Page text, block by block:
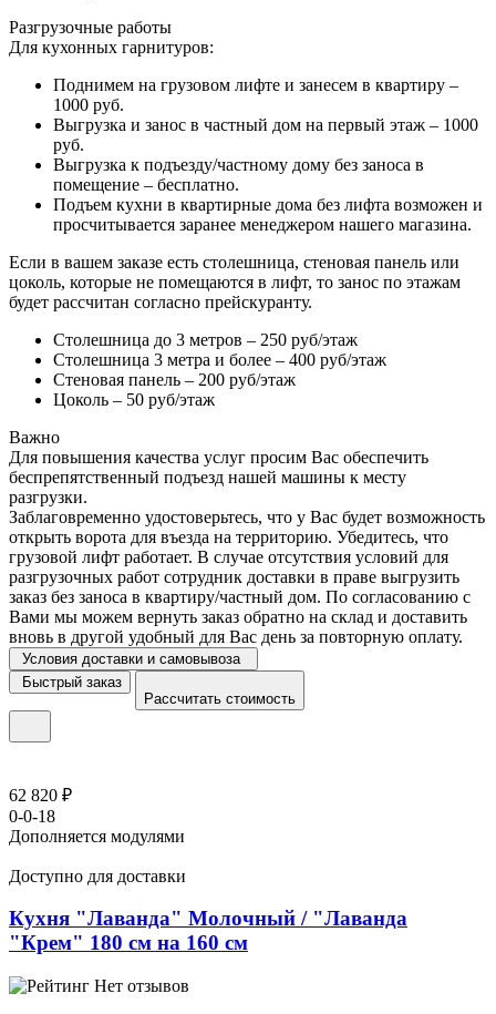
Разгрузочные работы
Для кухонных гарнитуров:
Поднимем на грузовом лифте и занесем в квартиру –
1000 руб.
Выгрузка и занос в частный дом на первый этаж – 1000
руб.
Выгрузка к подъезду/частному дому без заноса в
помещение – бесплатно.
Подъем кухни в квартирные дома без лифта возможен и
просчитывается заранее менеджером нашего магазина.
Если в вашем заказе есть столешница, стеновая панель или
цоколь, которые не помещаются в лифт, то занос по этажам
будет рассчитан согласно прейскуранту.
Столешница до 3 метров – 250 руб/этаж
Столешница 3 метра и более – 400 руб/этаж
Стеновая панель – 200 руб/этаж
Цоколь – 50 руб/этаж
Важно
Для повышения качества услуг просим Вас обеспечить
беспрепятственный подъезд нашей машины к месту
разгрузки.
Заблаговременно удостоверьтесь, что у Вас будет возможность
открыть ворота для въезда на территорию. Убедитесь, что
грузовой лифт работает. В случае отсутствия условий для
разгрузочных работ сотрудник доставки в праве выгрузить
заказ без заноса в квартиру/частный дом. По согласованию с
Вами мы можем вернуть заказ обратно на склад и доставить
вновь в другой удобный для Вас день за повторную оплату.
Условия доставки и самовывоза
Быстрый заказ
Рассчитать стоимость
62 820 ₽
0-0-18
Дополняется модулями
Доступно для доставки
Кухня "Лаванда" Молочный / "Лаванда
"Крем" 180 см на 160 см
Нет отзывов